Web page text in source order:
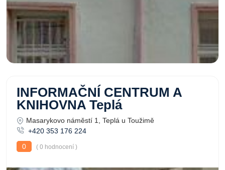
INFORMAČNÍ CENTRUM A
KNIHOVNA Teplá
Masarykovo náměstí 1, Teplá u Toužimě
+420 353 176 224
0
( 0 hodnocení )